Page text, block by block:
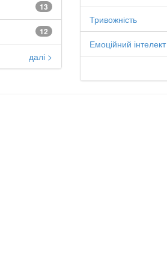
13
12
далі >
Тривожність
Емоційний інтелект